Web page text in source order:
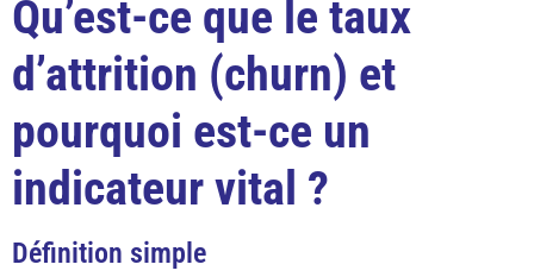
Qu’est-ce que le taux
d’attrition (churn) et
pourquoi est-ce un
indicateur vital ?
Définition simple